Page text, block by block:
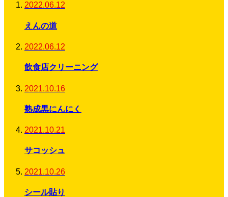
2022.06.12
えんの道
2022.06.12
飲食店クリーニング
2021.10.16
熟成黒にんにく
2021.10.21
サコッシュ
2021.10.26
シール貼り